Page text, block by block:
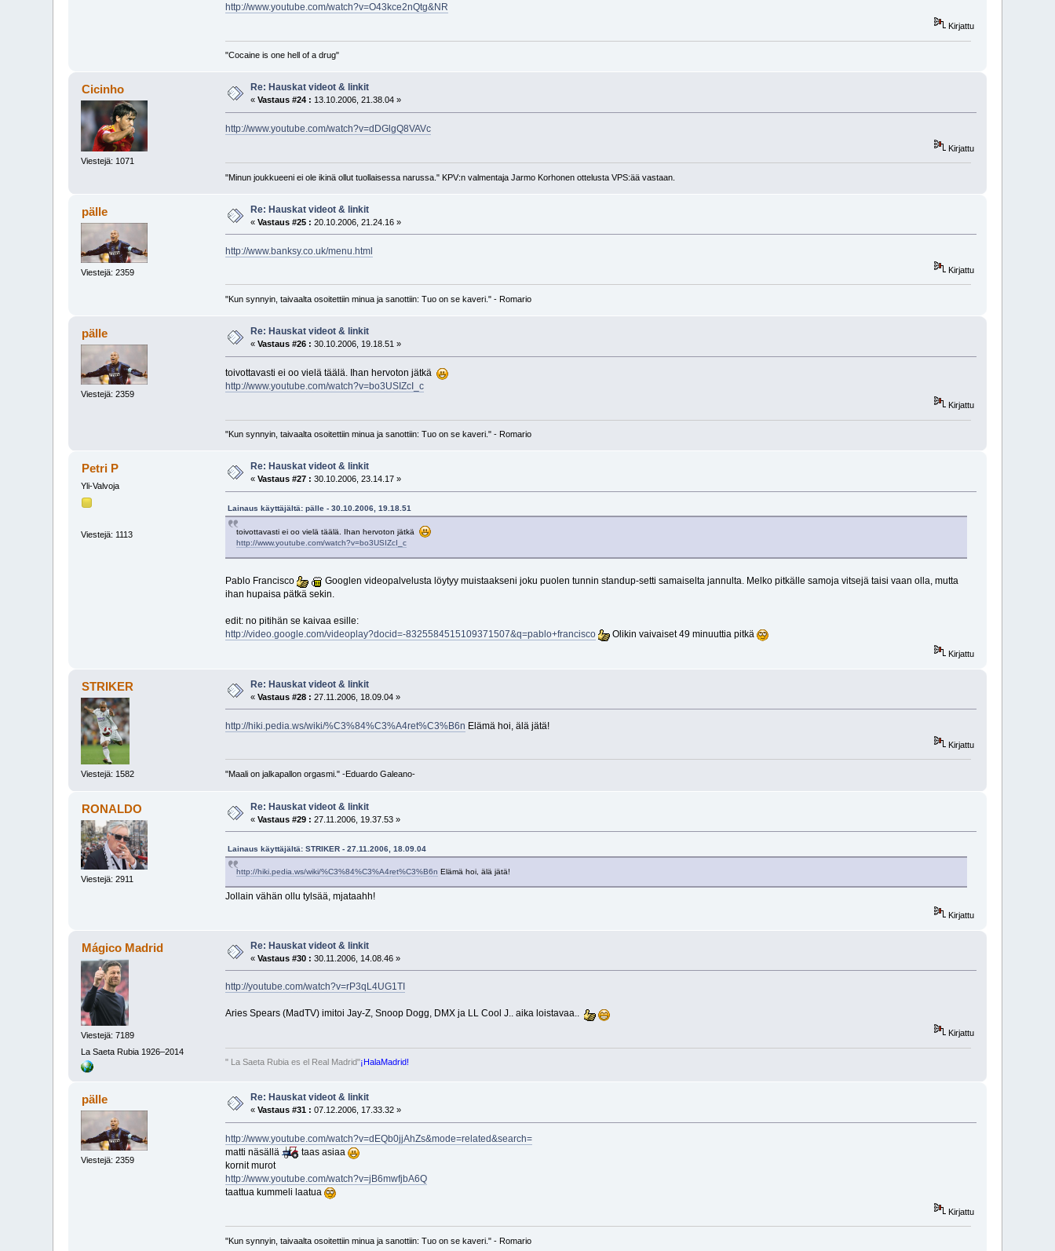
http://www.youtube.com/watch?v=O43kce2nQtg&NR
Kirjattu
"Cocaine is one hell of a drug"
Cicinho
Viestejä: 1071
Re: Hauskat videot & linkit
«Vastaus #24 : 13.10.2006, 21.38.04 »
http://www.youtube.com/watch?v=dDGlgQ8VAVc
Kirjattu
"Minun joukkueeni ei ole ikinä ollut tuollaisessa narussa." KPV:n valmentaja Jarmo Korhonen ottelusta VPS:ää vastaan.
pälle
Viestejä: 2359
Re: Hauskat videot & linkit
«Vastaus #25 : 20.10.2006, 21.24.16 »
http://www.banksy.co.uk/menu.html
Kirjattu
"Kun synnyin, taivaalta osoitettiin minua ja sanottiin: Tuo on se kaveri." - Romario
pälle
Viestejä: 2359
Re: Hauskat videot & linkit
«Vastaus #26 : 30.10.2006, 19.18.51 »
toivottavasti ei oo vielä täälä. Ihan hervoton jätkä
http://www.youtube.com/watch?v=bo3USIZcI_c
Kirjattu
"Kun synnyin, taivaalta osoitettiin minua ja sanottiin: Tuo on se kaveri." - Romario
Petri P
Yli-Valvoja
Viestejä: 1113
Re: Hauskat videot & linkit
«Vastaus #27 : 30.10.2006, 23.14.17 »
Lainaus käyttäjältä: pälle - 30.10.2006, 19.18.51
toivottavasti ei oo vielä täälä. Ihan hervoton jätkä
http://www.youtube.com/watch?v=bo3USIZcI_c
Pablo Francisco
Googlen videopalvelusta löytyy muistaakseni joku puolen tunnin standup-setti samaiselta jannulta. Melko pitkälle samoja vitsejä taisi vaan olla, mutta
ihan hupaisa pätkä sekin.
edit: no pitihän se kaivaa esille:
http://video.google.com/videoplay?docid=-8325584515109371507&q=pablo+francisco
Olikin vaivaiset 49 minuuttia pitkä
Kirjattu
STRIKER
Viestejä: 1582
Re: Hauskat videot & linkit
«Vastaus #28 : 27.11.2006, 18.09.04 »
http://hiki.pedia.ws/wiki/%C3%84%C3%A4ret%C3%B6n Elämä hoi, älä jätä!
Kirjattu
"Maali on jalkapallon orgasmi." -Eduardo Galeano-
RONALDO
Viestejä: 2911
Re: Hauskat videot & linkit
«Vastaus #29 : 27.11.2006, 19.37.53 »
Lainaus käyttäjältä: STRIKER - 27.11.2006, 18.09.04
http://hiki.pedia.ws/wiki/%C3%84%C3%A4ret%C3%B6n Elämä hoi, älä jätä!
Jollain vähän ollu tylsää, mjataahh!
Kirjattu
Mágico Madrid
Viestejä: 7189
La Saeta Rubia 1926–2014
Re: Hauskat videot & linkit
«Vastaus #30 : 30.11.2006, 14.08.46 »
http://youtube.com/watch?v=rP3qL4UG1TI
Aries Spears (MadTV) imitoi Jay-Z, Snoop Dogg, DMX ja LL Cool J.. aika loistavaa..
Kirjattu
" La Saeta Rubia es el Real Madrid"¡HalaMadrid!
pälle
Viestejä: 2359
Re: Hauskat videot & linkit
«Vastaus #31 : 07.12.2006, 17.33.32 »
http://www.youtube.com/watch?v=dEQb0jjAhZs&mode=related&search=
matti näsällä
taas asiaa
kornit murot
http://www.youtube.com/watch?v=jB6mwfjbA6Q
taattua kummeli laatua
Kirjattu
"Kun synnyin, taivaalta osoitettiin minua ja sanottiin: Tuo on se kaveri." - Romario